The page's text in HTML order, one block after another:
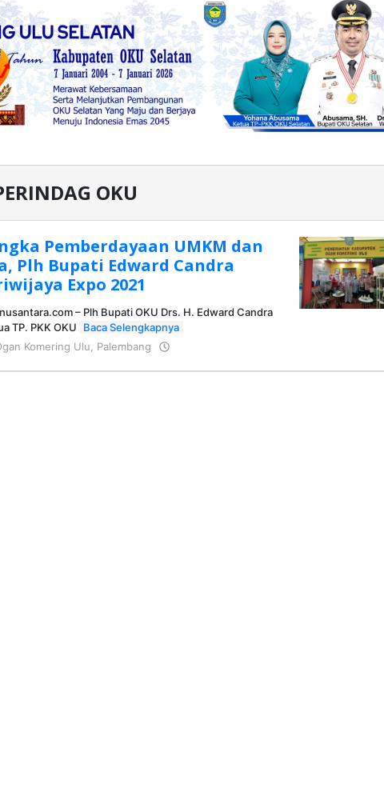
OKU
Pemberdayaan UMKM dan
Plh Bupati Edward Candra
Expo 2021
– Plh Bupati OKU Drs. H. Edward Candra
TP. PKK OKU
Baca Selengkapnya
Komering Ulu, Palembang